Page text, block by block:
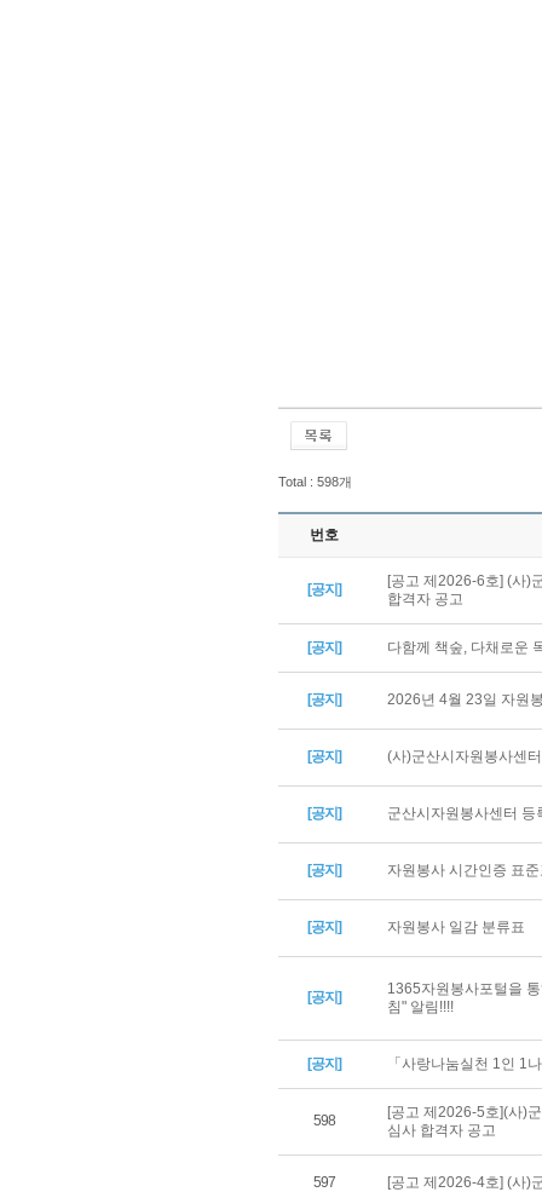
Total : 598개
번호
[공지]
[공고 제2026-6호] (사)
합격자 공고
[공지] 다함께 책숲, 다채로운
[공지] 2026년 4월 23일 자원
[공지] (사)군산시자원봉사센
[공지] 군산시자원봉사센터 등
[공지] 자원봉사 시간인증 표
[공지] 자원봉사 일감 분류표
[공지]
1365자원봉사포털을
침" 알림!!!!
[공지] 「사랑나눔실천 1인 1
598
[공고 제2026-5호](사)
심사 합격자 공고
597 [공고 제2026-4호] (사)